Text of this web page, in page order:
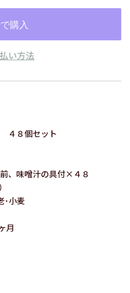
い方法
８個セット
、味噌汁の具付×４８
･小麦
月